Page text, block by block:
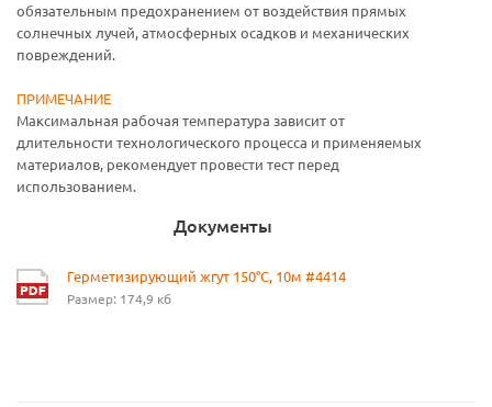
обязательным предохранением от воздействия прямых
солнечных лучей, атмосферных осадков и механических
повреждений.
ПРИМЕЧАНИЕ
Максимальная рабочая температура зависит от
длительности технологического процесса и применяемых
материалов, рекомендует провести тест перед
использованием.
Документы
Герметизирующий жгут 150°С, 10м #4414
Размер: 174,9 кб